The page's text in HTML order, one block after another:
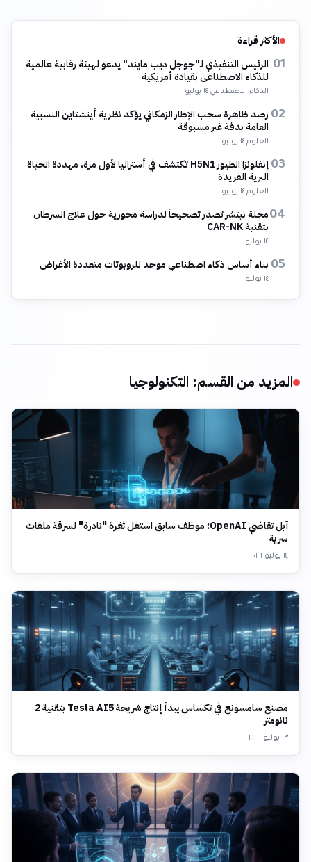
الأكثر قراءة
01 الرئيس التنفيذي لـ"جوجل ديب مايند" يدعو لهيئة رقابية عالمية
للذكاء الاصطناعي بقيادة أمريكية
الذكاء الاصطناعي·١٤ يوليو
02 رصد ظاهرة سحب الإطار الزمكاني يؤكد نظرية أينشتاين النسبية
العامة بدقة غير مسبوقة
العلوم·١٤ يوليو
03
إنفلونزا الطيور H5N1 تكتشف في أستراليا لأول مرة، مهددة الحياة
البرية الفريدة
العلوم·١٤ يوليو
04مجلة نيتشر تصدر تصحيحاً لدراسة محورية حول علاج السرطان
بتقنية CAR-NK
١٤ يوليو
05 بناء أساس ذكاء اصطناعي موحد للروبوتات متعددة الأغراض
١٤ يوليو
المزيد من القسم: التكنولوجيا
آبل تقاضي OpenAI: موظف سابق استغل ثغرة "نادرة" لسرقة ملفات
سرية
١٤ يوليو ٢٠٢٦
مصنع سامسونج في تكساس يبدأ إنتاج شريحة Tesla AI5 بتقنية 2
نانومتر
١٣ يوليو ٢٠٢٦